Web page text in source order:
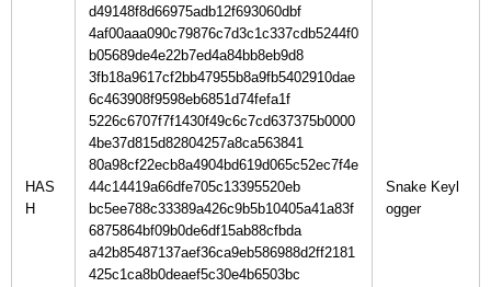
HAS
H
d49148f8d66975adb12f693060dbf
4af00aaa090c79876c7d3c1c337cdb5244f0
b05689de4e22b7ed4a84bb8eb9d8
3fb18a9617cf2bb47955b8a9fb5402910dae
6c463908f9598eb6851d74fefa1f
5226c6707f7f1430f49c6c7cd637375b0000
4be37d815d82804257a8ca563841
80a98cf22ecb8a4904bd619d065c52ec7f4e
44c14419a66dfe705c13395520eb
bc5ee788c33389a426c9b5b10405a41a83f
6875864bf09b0de6df15ab88cfbda
a42b85487137aef36ca9eb586988d2ff2181
425c1ca8b0deaef5c30e4b6503bc
Snake Keyl